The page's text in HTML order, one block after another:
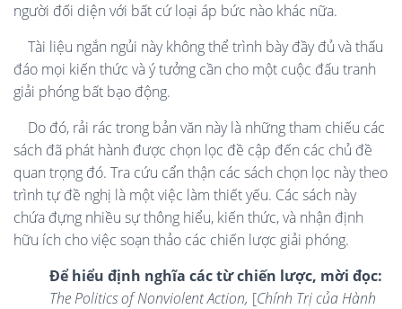
người đối diện với bất cứ loại áp bức nào khác nữa.
Tài liệu ngắn ngủi này không thể trình bày đầy đủ và thấu
đáo mọi kiến thức và ý tưởng cần cho một cuộc đấu tranh
giải phóng bất bạo động.
Do đó, rải rác trong bản văn này là những tham chiếu các
sách đã phát hành được chọn lọc đề cập đến các chủ đề
quan trọng đó. Tra cứu cẩn thận các sách chọn lọc này theo
trình tự đề nghị là một việc làm thiết yếu. Các sách này
chứa đựng nhiều sự thông hiểu, kiến thức, và nhận định
hữu ích cho việc soạn thảo các chiến lược giải phóng.
Để hiểu định nghĩa các từ chiến lược, mời đọc:
The Politics of Nonviolent Action, [Chính Trị của Hành